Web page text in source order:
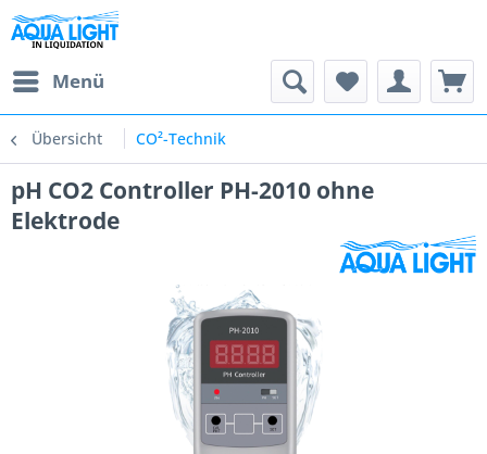
Menü
Übersicht CO²-Technik
pH CO2 Controller PH-2010 ohne
Elektrode